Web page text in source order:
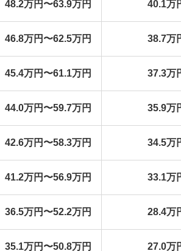
48.2万円〜63.9万円 40.1万
46.8万円〜62.5万円 38.7万
45.4万円〜61.1万円 37.3万
44.0万円〜59.7万円 35.9万
42.6万円〜58.3万円 34.5万
41.2万円〜56.9万円 33.1万
36.5万円〜52.2万円 28.4万
35.1万円〜50.8万円 27.0万